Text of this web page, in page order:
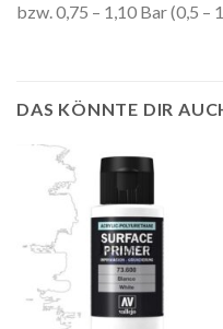
bzw. 0,75 – 1,10 Bar (0,5 –
DAS KÖNNTE DIR